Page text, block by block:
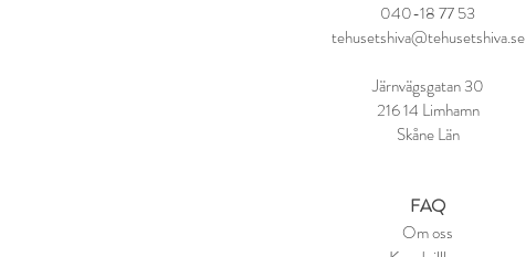
040-18 77 53
tehusetshiva@tehusetshiva.se
Järnvägsgatan 30
216 14 Limhamn
Skåne Län
FAQ
Om oss